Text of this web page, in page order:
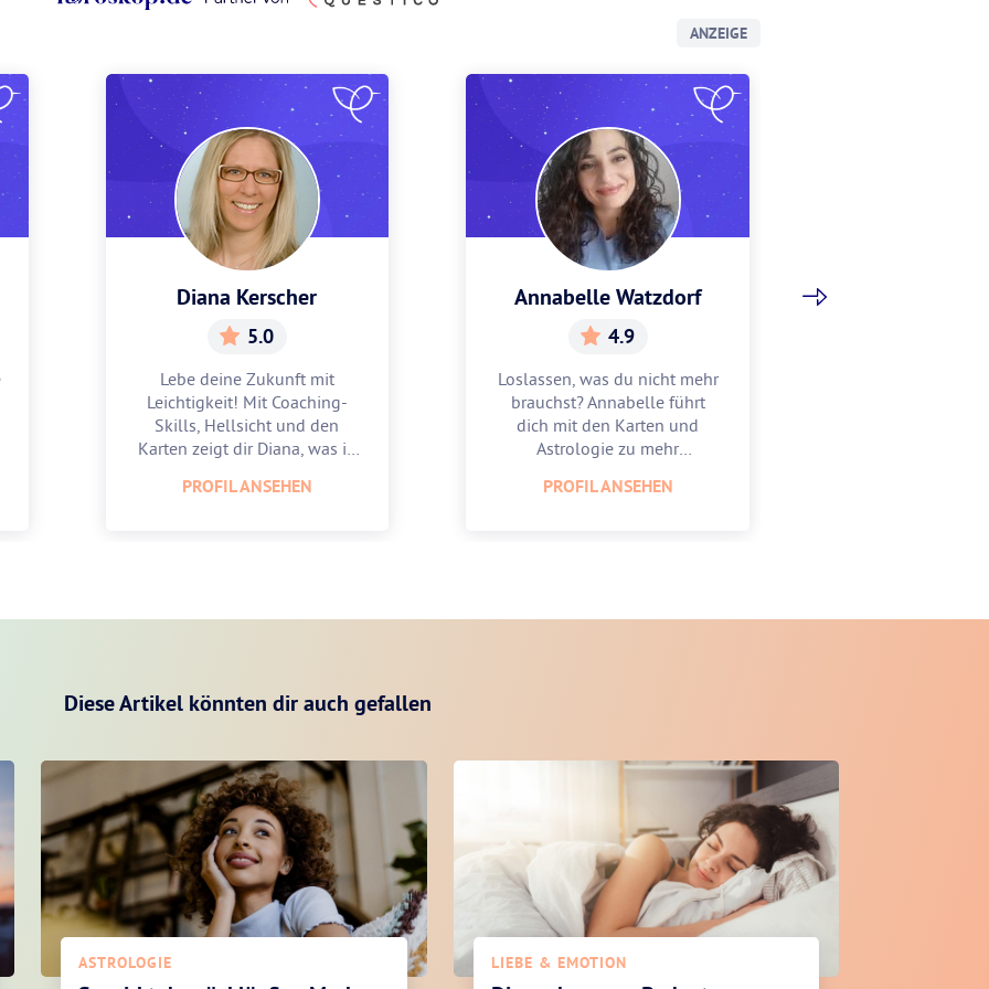
ANZEIGE
Diana Kerscher
5.0
Lebe deine Zukunft mit
Leichtigkeit! Mit Coaching-
Skills, Hellsicht und den
Karten zeigt dir Diana, was in
PROFIL ANSEHEN
Annabelle Watzdorf
4.9
Loslassen, was du nicht mehr
brauchst? Annabelle führt
dich mit den Karten und
Astrologie zu mehr
PROFIL ANSEHEN
Diese Artikel könnten dir auch gefallen
ASTROLOGIE LIEBE & EMOTION